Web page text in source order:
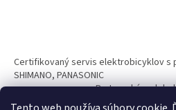
Certifikovaný servis elektrobicyklov s
SHIMANO, PANASONIC
Partnerský web